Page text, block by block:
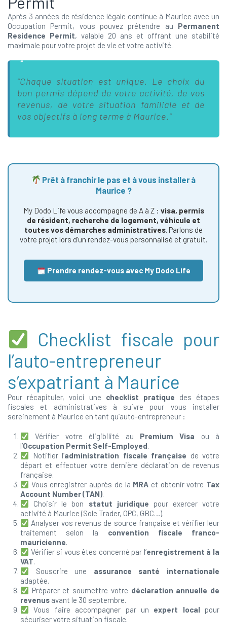
Après 3 années de résidence légale continue à Maurice avec un
Occupation Permit, vous pouvez prétendre au Permanent
Residence Permit, valable 20 ans et offrant une stabilité
maximale pour votre projet de vie et votre activité.
“Chaque situation est unique. Le choix du
bon permis dépend de votre activité, de vos
revenus, de votre situation familiale et de
vos objectifs à long terme à Maurice.”
Prêt à franchir le pas et à vous installer à
Maurice ?
My Dodo Life vous accompagne de A à Z : visa, permis
de résident, recherche de logement, véhicule et
toutes vos démarches administratives. Parlons de
votre projet lors d’un rendez-vous personnalisé et gratuit.
Prendre rendez-vous avec My Dodo Life
Checklist fiscale pour
l’auto-entrepreneur
s’expatriant à Maurice
Pour récapituler, voici une checklist pratique des étapes
fiscales et administratives à suivre pour vous installer
sereinement à Maurice en tant qu’auto-entrepreneur :
Vérifier votre éligibilité au Premium Visa ou à
l’Occupation Permit Self-Employed.
Notifier l’administration fiscale française de votre
départ et effectuer votre dernière déclaration de revenus
française.
Vous enregistrer auprès de la MRA et obtenir votre Tax
Account Number (TAN).
Choisir le bon statut juridique pour exercer votre
activité à Maurice (Sole Trader, OPC, GBC…).
Analyser vos revenus de source française et vérifier leur
traitement selon la convention fiscale franco-
mauricienne.
Vérifier si vous êtes concerné par l’enregistrement à la
VAT.
Souscrire une assurance santé internationale
adaptée.
Préparer et soumettre votre déclaration annuelle de
revenus avant le 30 septembre.
Vous faire accompagner par un expert local pour
sécuriser votre situation fiscale.